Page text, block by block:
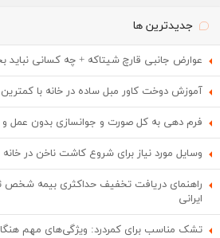
جدیدترین ها
عوارض جانبی قارچ شیتاکه + چه کسانی نباید
آموزش دوخت کاور مبل ساده در خانه با کمترین
فرم دهی به کل صورت و جوانسازی بدون عمل و
وسایل مورد نیاز برای شروع کاشت ناخن در خانه
راهنمای دریافت تخفیف حداکثری بیمه
ایرانی
تشک مناسب برای کمردرد: ویژگی‌های مهم